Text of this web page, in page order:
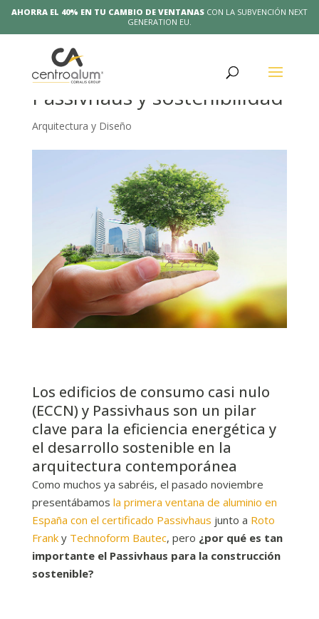
AHORRA EL 40% EN TU CAMBIO DE VENTANAS CON LA SUBVENCIÓN NEXT
GENERATION EU.
Edificación ECCN,
Passivhaus y sostenibilidad
Arquitectura y Diseño
Los edificios de consumo casi nulo
(ECCN) y Passivhaus son un pilar
clave para la eficiencia energética y
el desarrollo sostenible en la
arquitectura contemporánea
Como muchos ya sabréis, el pasado noviembre
presentábamos la primera ventana de aluminio en
España con el certificado Passivhaus junto a Roto
Franky Technoform Bautec, pero ¿por qué es tan
importante el Passivhaus para la construcción
sostenible?